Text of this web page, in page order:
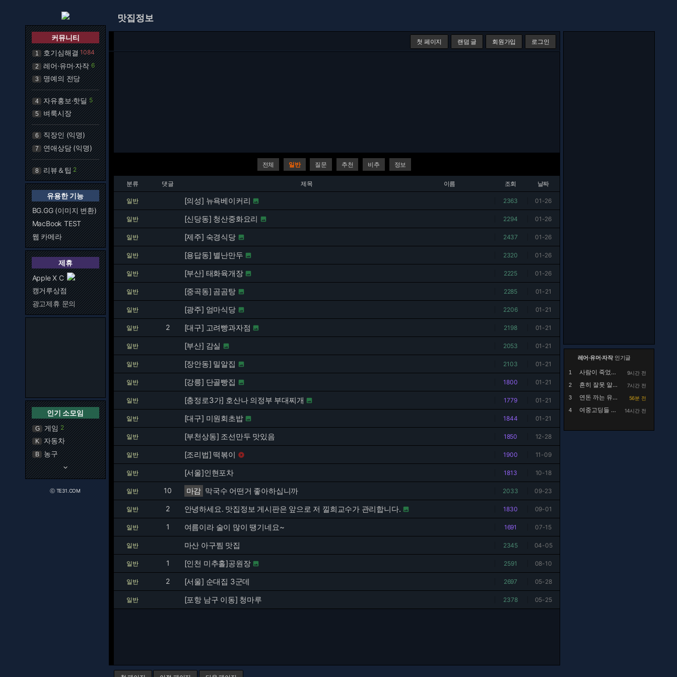
커뮤니티
1 호기심해결 1084
2 레어·유머·자작 6
3 명예의 전당
4 자유홍보·핫딜 5
5 벼룩시장
6 직장인 (익명)
7 연애상담 (익명)
8 리뷰＆팁 2
유용한 기능
BG.GG (이미지 변환)
MacBook TEST
웹 카메라
제휴
Apple X C
캥거루상점
광고제휴 문의
인기 소모임
G 게임 2
K 자동차
B 농구
keyboard_arrow_down
ⓒ TE31.COM
맛집정보
첫 페이지 랜덤 글 회원가입 로그인
전체 일반 질문 추천 비추 정보
분류 댓글 제목 이름 조회 날짜
일반 [의성] 뉴욕베이커리  2363 01-26
일반 [신당동] 청산중화요리  2294 01-26
일반 [제주] 숙경식당  2437 01-26
일반 [용답동] 별난만두  2320 01-26
일반 [부산] 태화육개장  2225 01-26
일반 [중곡동] 곰곰탕  2285 01-21
일반 [광주] 엄마식당  2206 01-21
일반 2 [대구] 고려빵과자점  2198 01-21
일반 [부산] 감실  2053 01-21
일반 [장안동] 밀알집  2103 01-21
일반 [강릉] 단골빵집  1800 01-21
일반 [충정로3가] 호산나 의정부 부대찌개  1779 01-21
일반 [대구] 미원회초밥  1844 01-21
일반 [부천상동] 조선만두 맛있음 1850 12-28
일반 [조리법] 떡볶이  1900 11-09
일반 [서울]인현포차 1813 10-18
일반 10 마감 막국수 어떤거 좋아하십니까 2033 09-23
일반 2 안녕하세요. 맛집정보 게시판은 앞으로 저 낄희교수가 관리합니다.  1830 09-01
일반 1 여름이라 술이 많이 땡기네요~ 1691 07-15
일반 마산 아구찜 맛집 2345 04-05
일반 1 [인천 미추홀]공원장  2591 08-10
일반 2 [서울] 순대집 3군데 2697 05-28
일반 [포항 남구 이동] 청마루 2378 05-25
레어·유머·자작인기글
1 사람이 죽었는데 드립 치는건 좀 아닌듯
9시간 전
2
흔히 잘못 알고있는 행주대첩의 실체
7시간 전
3
연돈 까는 유튜브 댓글
56분 전
4
여중고딩들 사이에 핫하다는 집사카페 14시간 전